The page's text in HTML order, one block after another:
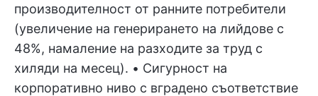
производителност от ранните потребители
(увеличение на генерирането на лийдове с
48%, намаление на разходите за труд с
хиляди на месец). • Сигурност на
корпоративно ниво с вградено съответствие